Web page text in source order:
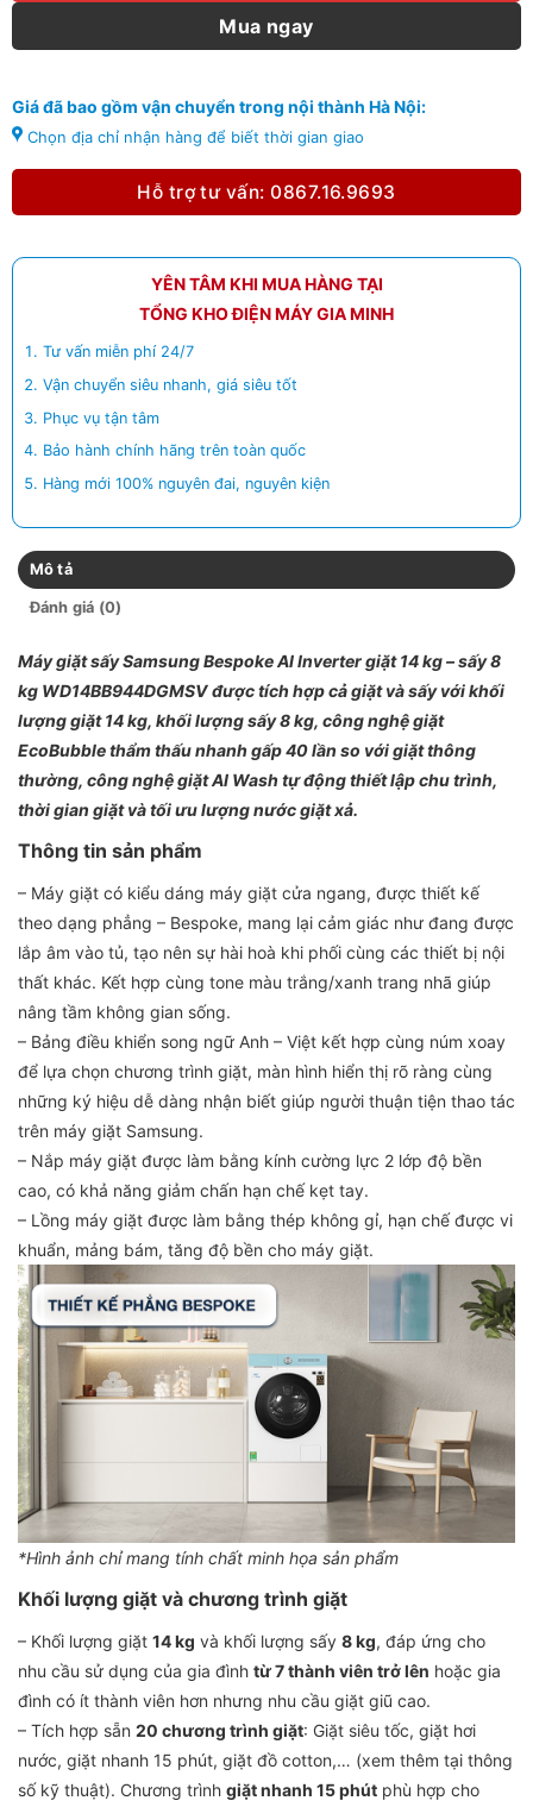
Mua ngay
Giá đã bao gồm vận chuyển trong nội thành Hà Nội:
Chọn địa chỉ nhận hàng để biết thời gian giao
Hỗ trợ tư vấn: 0867.16.9693
YÊN TÂM KHI MUA HÀNG TẠI
TỔNG KHO ĐIỆN MÁY GIA MINH
Tư vấn miễn phí 24/7
Vận chuyển siêu nhanh, giá siêu tốt
Phục vụ tận tâm
Bảo hành chính hãng trên toàn quốc
Hàng mới 100% nguyên đai, nguyên kiện
Mô tả
Đánh giá (0)
Máy giặt sấy Samsung Bespoke AI Inverter giặt 14 kg – sấy 8
kg WD14BB944DGMSV được tích hợp cả giặt và sấy với khối
lượng giặt 14 kg, khối lượng sấy 8 kg, công nghệ giặt
EcoBubble thẩm thấu nhanh gấp 40 lần so với giặt thông
thường, công nghệ giặt AI Wash tự động thiết lập chu trình,
thời gian giặt và tối ưu lượng nước giặt xả.
Thông tin sản phẩm
– Máy giặt có kiểu dáng máy giặt cửa ngang, được thiết kế
theo dạng phẳng – Bespoke, mang lại cảm giác như đang được
lắp âm vào tủ, tạo nên sự hài hoà khi phối cùng các thiết bị nội
thất khác. Kết hợp cùng tone màu trắng/xanh trang nhã giúp
nâng tầm không gian sống.
– Bảng điều khiển song ngữ Anh – Việt kết hợp cùng núm xoay
để lựa chọn chương trình giặt, màn hình hiển thị rõ ràng cùng
những ký hiệu dễ dàng nhận biết giúp người thuận tiện thao tác
trên máy giặt Samsung.
– Nắp máy giặt được làm bằng kính cường lực 2 lớp độ bền
cao, có khả năng giảm chấn hạn chế kẹt tay.
– Lồng máy giặt được làm bằng thép không gỉ, hạn chế được vi
khuẩn, mảng bám, tăng độ bền cho máy giặt.
*Hình ảnh chỉ mang tính chất minh họa sản phẩm
Khối lượng giặt và chương trình giặt
– Khối lượng giặt 14 kg và khối lượng sấy 8 kg, đáp ứng cho
nhu cầu sử dụng của gia đình từ 7 thành viên trở lên hoặc gia
đình có ít thành viên hơn nhưng nhu cầu giặt giũ cao.
– Tích hợp sẵn 20 chương trình giặt: Giặt siêu tốc, giặt hơi
nước, giặt nhanh 15 phút, giặt đồ cotton,… (xem thêm tại thông
số kỹ thuật). Chương trình giặt nhanh 15 phút phù hợp cho